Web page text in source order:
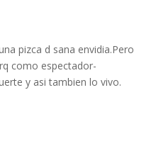
pizca d sana envidia.Pero
como espectador-
y asi tambien lo vivo.